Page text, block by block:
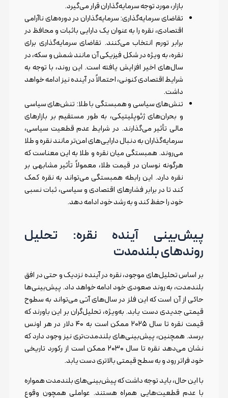
بازار، مورد توجه سرمایه‌گذاران قرار می‌گیرد.
تقاضای سرمایه‌گذاری: سرمایه‌گذاران در دوره‌های ناآرامی
اقتصادی، نقره را به عنوان یک دارایی باثبات و محافظ در
برابر تورم انتخاب می‌کنند. تقاضای سرمایه‌گذاری برای
نقره، به ویژه در شکل فیزیکی آن مانند شمش و سکه، در
سال‌های اخیر افزایش یافته است. این روند، با توجه به
شرایط اقتصادی کنونی، احتمالاً در آینده نیز ادامه خواهد
داشت.
تنش‌های سیاسی و همبستگی با طلا: تنش‌های سیاسی
و بحران‌های ژئوپلیتیکی، به طور مستقیم بر بازارهای
مالی تأثیر می‌گذارند. در شرایط عدم قطعیت سیاسی،
سرمایه‌گذاران به دنبال دارایی‌های امن‌تر مانند نقره و طلا
می‌روند. همبستگی میان نقره و طلا به این معناست که
هرگونه نوسان در قیمت طلا، معمولاً تأثیر مشابهی بر
نقره دارد. این رابطه همبستگی می‌تواند به نقره کمک
کند تا در برابر فشارهای اقتصادی و سیاسی، ثبات نسبی
خود را حفظ کند و به رشد خود ادامه دهد.
پیش‌بینی آینده نقره: تحلیل
روندهای بلندمدت
بر اساس تحلیل‌های موجود، نقره در آینده نزدیک و حتی در افق
بلندمدت، به روند صعودی خود ادامه خواهد داد. پیش‌بینی‌ها
حاکی از آن است که این فلز در سال‌های آتی می‌تواند به سطوح
قیمتی جدیدی دست یابد. به‌ویژه، تحلیل‌گران بر این باورند که
قیمت نقره تا سال ۲۰۲۵ ممکن است به ۴۰ دلار در هر اونس
برسد. همچنین، پیش‌بینی‌های بلندمدت‌تری نیز وجود دارد که
نشان می‌دهد نقره تا سال ۲۰۳۰ ممکن است از رکورد تاریخی
خود فراتر رود و به سطح قیمتی بالاتری دست یابد.
با این حال، باید توجه داشت که پیش‌بینی‌های بلندمدت همواره
با عدم قطعیت‌هایی همراه هستند. عواملی همچون وقوع